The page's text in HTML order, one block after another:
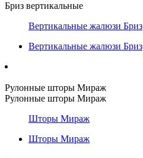
Бриз вертикальные
Вертикальные жалюзи Бриз
Вертикальные жалюзи Бриз
Рулонные шторы Мираж
Рулонные шторы Мираж
Шторы Мираж
Шторы Мираж